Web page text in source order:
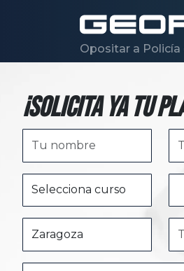
Opositar a Policía
¡Solicita ya tu